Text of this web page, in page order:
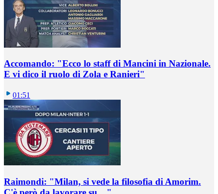
Accomando: "Ecco lo staff di Mancini in Nazionale.
E vi dico il ruolo di Zola e Ranieri"
01:51
Raimondi: "Milan, si vede la filosofia di Amorim.